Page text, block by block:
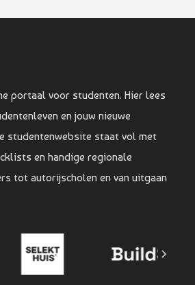
portaal voor studenten. Hier lees
en jouw nieuwe
studentenwebsite staat vol met
en handige regionale
tot autorijscholen en van uitgaan